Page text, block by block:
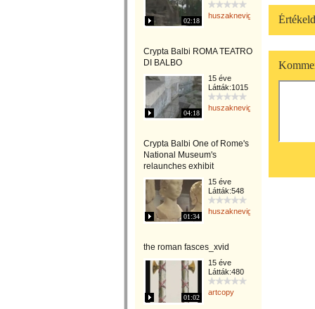
02:18
huszaknevighgabriella
Crypta Balbi ROMA TEATRO
DI BALBO
04:18
15 éve
Látták:1015
huszaknevighgabriella
Crypta Balbi One of Rome's
National Museum's
relaunches exhibit
01:34
15 éve
Látták:548
huszaknevighgabriella
the roman fasces_xvid
01:02
15 éve
Látták:480
artcopy